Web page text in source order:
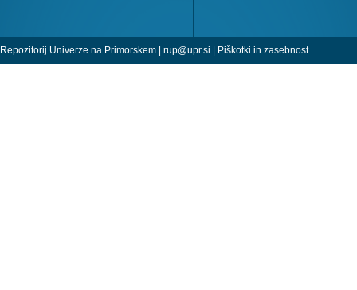
Repozitorij Univerze na Primorskem | rup@upr.si | Piškotki in zasebnost